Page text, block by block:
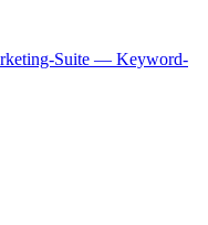
Suite — Keyword-